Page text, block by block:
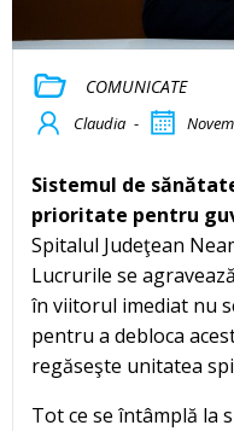
COMUNICATE
Claudia -
Sistemul de
prioritate pentru
Spitalul Judeţean
Lucrurile se
în viitorul imediat nu
pentru a debloca
regăseşte unitatea
Tot ce se întâmplă la